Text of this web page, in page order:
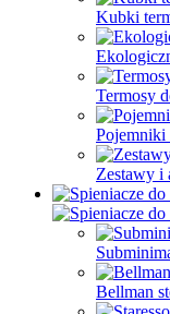
Kubki
Termosy
Pojemniki
Zestawy i
Bellman